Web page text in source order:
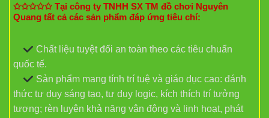
✩✩✩✩✩ Tại công ty TNHH SX TM đồ chơi Nguyên
Quang tất cả các sản phẩm đáp ứng tiêu chí:
Chất liệu tuyệt đối an toàn theo các tiêu chuẩn
quốc tế.
Sản phẩm mang tính trí tuệ và giáo dục cao: đánh
thức tư duy sáng tạo, tư duy logic, kích thích trí tưởng
tượng; rèn luyện khả năng vận động và linh hoạt, phát